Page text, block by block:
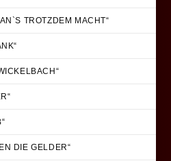
TROTZDEM MACHT“
DIE GELDER“